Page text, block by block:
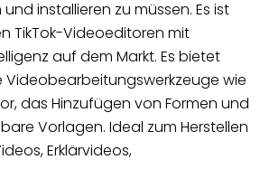
installieren zu müssen. Es ist
TikTok-Videoeditoren mit
auf dem Markt. Es bietet
wie
das Hinzufügen von Formen und
Vorlagen. Ideal zum Herstellen
Erklärvideos,